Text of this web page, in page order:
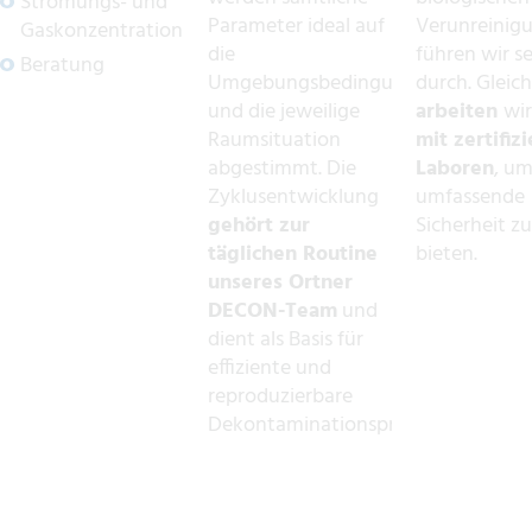
Gaskonzentrationssimulationen
Beratung
Parameter ideal auf
die
Umgebungsbedingungen
und die jeweilige
Raumsituation
abgestimmt. Die
Zyklusentwicklung
gehört zur
täglichen Routine
unseres Ortner
DECON-Team und
dient als Basis für
effiziente und
reproduzierbare
Dekontaminationsprozesse.
führen wir
durch.
arbeiten
mit
Laboren,
umfassende
Sicherheit zu
bieten.